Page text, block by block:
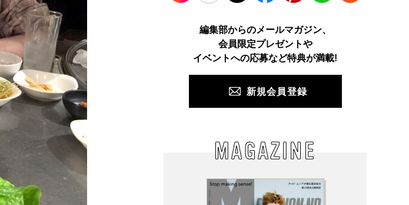
TikTok Facebook Pinterest LINE
編集部からのメールマガジン、
会員限定プレゼントや
イベントへの応募など特典が満載!
新規会員登録
MAGAZINE